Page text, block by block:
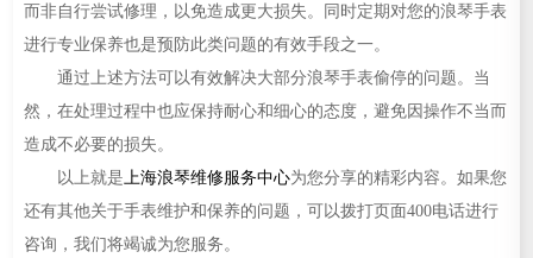
而非自行尝试修理，以免造成更大损失。同时定期对您的浪琴手表
进行专业保养也是预防此类问题的有效手段之一。
通过上述方法可以有效解决大部分浪琴手表偷停的问题。当
然，在处理过程中也应保持耐心和细心的态度，避免因操作不当而
造成不必要的损失。
以上就是上海浪琴维修服务中心为您分享的精彩内容。如果您
还有其他关于手表维护和保养的问题，可以拨打页面400电话进行
咨询，我们将竭诚为您服务。